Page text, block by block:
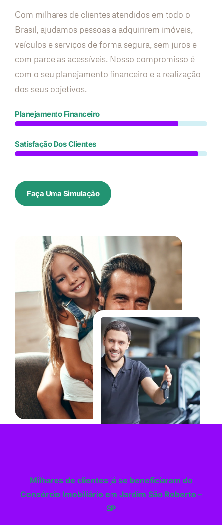
Com milhares de clientes atendidos em todo o
Brasil, ajudamos pessoas a adquirirem imóveis,
veículos e serviços de forma segura, sem juros e
com parcelas acessíveis. Nosso compromisso é
com o seu planejamento financeiro e a realização
dos seus objetivos.
Planejamento Financeiro
Satisfação Dos Clientes
Faça Uma Simulação
Milhares de clientes já se beneficiaram do
Consórcio Imobiliário em Jardim São Roberto –
SP